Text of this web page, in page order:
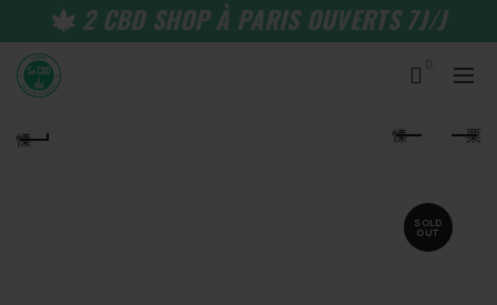
2 CBD SHOP À PARIS OUVERTS 7J/J
SOLD
OUT